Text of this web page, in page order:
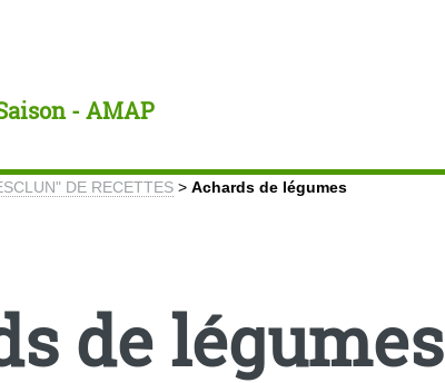
- AMAP
DE RECETTES >Achards de légumes
de légumes